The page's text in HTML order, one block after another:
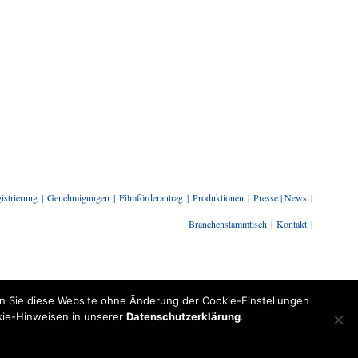
Genehmigungen Filmförderantrag Produktionen Presse | News
Branchenstammtisch Kontakt
diese Website ohne Änderung der Cookie-Einstellungen
Hinweisen in unserer Datenschutzerklärung.